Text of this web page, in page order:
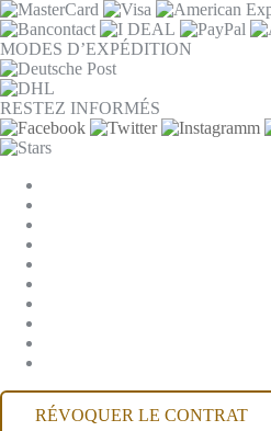
MODES D’EXPÉDITION
RESTEZ INFORMÉS
RÉVOQUER LE CONTRAT